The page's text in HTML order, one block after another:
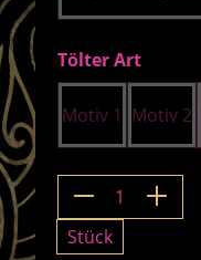
Tölter Art
Motiv 1 Motiv 2
Produkt
Stück